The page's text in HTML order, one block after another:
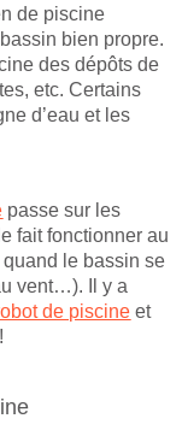
de piscine
bien propre.
des dépôts de
etc. Certains
d’eau et les
passe sur les
fait fonctionner au
le bassin se
vent…). Il y a
de piscine et